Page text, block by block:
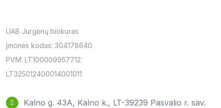
UAB Jurgėnų biokuras
Įmonės kodas: 304178640
PVM: LT100009957712
LT325012400014001011
Kalno g. 43A, Kalno k., LT-39239 Pasvalio r. sav.